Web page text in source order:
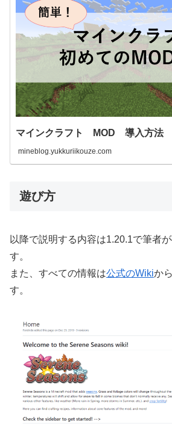
マインクラフト MOD 導入方法
mineblog.yukkuriikouze.com
遊び方
以降で説明する内容は1.20.1で筆者
す。
また、すべての情報は公式のWikiか
す。